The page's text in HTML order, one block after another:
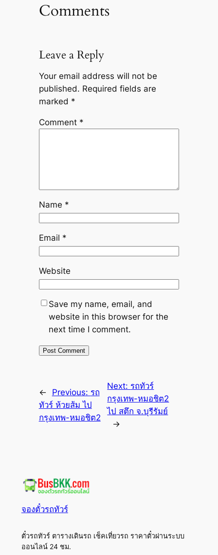
Comments
Leave a Reply
Your email address will not be
published. Required fields are
marked *
Comment *
Name *
Email *
Website
Save my name, email, and
website in this browser for the
next time I comment.
← Previous: รถ
ทัวร์ ห้วยส้ม ไป
กรุงเทพ-หมอชิต2
Next: รถทัวร์
กรุงเทพ-หมอชิต2
ไป สตึก จ.บุรีรัมย์
→
จองตั๋วรถทัวร์
ตั๋วรถทัวร์ ตารางเดินรถ เช็คเที่ยวรถ ราคาตั๋วผ่านระบบ
ออนไลน์ 24 ชม.